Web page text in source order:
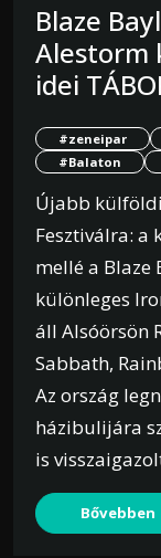
Blaze
Alestorm
idei
#zeneipar
#Balaton
Újabb külföldi
Fesztiválra: a
mellé a Blaze
különleges
áll Alsóörsön
Sabbath,
Az ország
házibulijára
is
Bővebben